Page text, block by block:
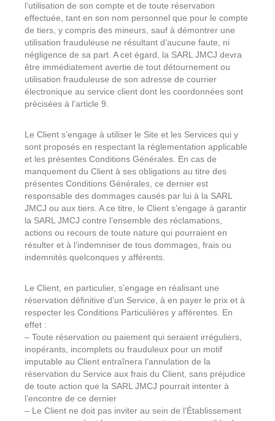
l’utilisation de son compte et de toute réservation
effectuée, tant en son nom personnel que pour le compte
de tiers, y compris des mineurs, sauf à démontrer une
utilisation frauduleuse ne résultant d’aucune faute, ni
négligence de sa part. A cet égard, la SARL JMCJ devra
être immédiatement avertie de tout détournement ou
utilisation frauduleuse de son adresse de courrier
électronique au service client dont les coordonnées sont
précisées à l’article 9.
Le Client s’engage à utiliser le Site et les Services qui y
sont proposés en respectant la réglementation applicable
et les présentes Conditions Générales. En cas de
manquement du Client à ses obligations au titre des
présentes Conditions Générales, ce dernier est
responsable des dommages causés par lui à la SARL
JMCJ ou aux tiers. A ce titre, le Client s’engage à garantir
la SARL JMCJ contre l’ensemble des réclamations,
actions ou recours de toute nature qui pourraient en
résulter et à l’indemniser de tous dommages, frais ou
indemnités quelconques y afférents.
Le Client, en particulier, s’engage en réalisant une
réservation définitive d’un Service, à en payer le prix et à
respecter les Conditions Particulières y afférentes. En
effet :
– Toute réservation ou paiement qui seraient irréguliers,
inopérants, incomplets ou frauduleux pour un motif
imputable au Client entraînera l’annulation de la
réservation du Service aux frais du Client, sans préjudice
de toute action que la SARL JMCJ pourrait intenter à
l’encontre de ce dernier
– Le Client ne doit pas inviter au sein de l’Établissement